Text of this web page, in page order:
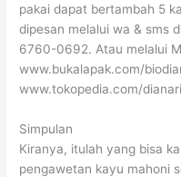
pakai dapat bertambah 5
dipesan melalui wa & sms
6760-0692. Atau melalui
www.bukalapak.com/
www.tokopedia.com/
Simpulan
Kiranya, itulah yang bisa
pengawetan kayu mahoni